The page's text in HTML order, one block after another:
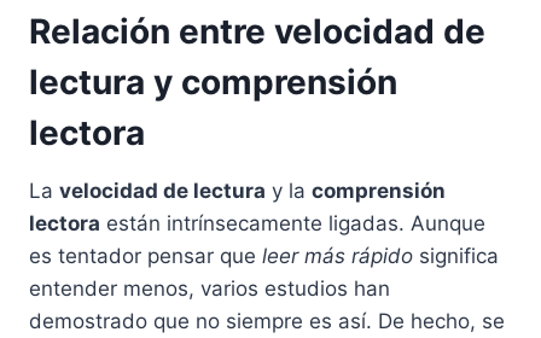
Relación entre velocidad de
lectura y comprensión
lectora
La velocidad de lectura y la comprensión
lectora están intrínsecamente ligadas. Aunque
es tentador pensar que leer más rápido significa
entender menos, varios estudios han
demostrado que no siempre es así. De hecho, se